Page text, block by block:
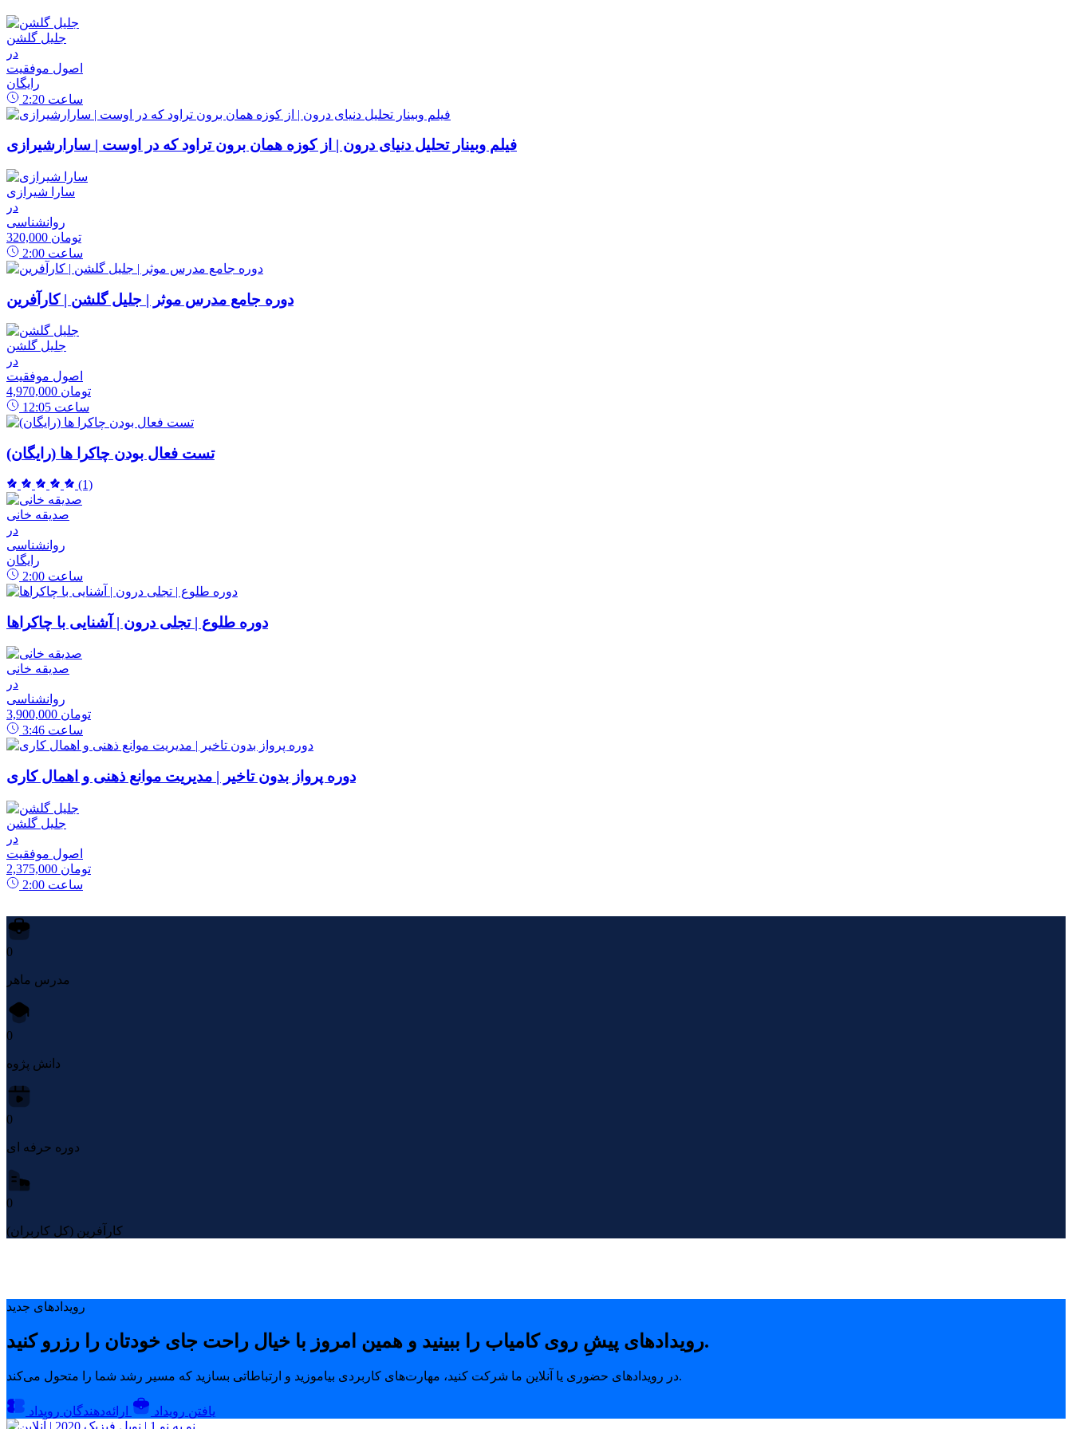
جلیل گلشن
در
اصول موفقیت
رایگان
2:20 ساعت
فیلم وبینار تحلیل دنیای درون | از کوزه همان برون تراود که در اوست | سارارشیرازی
سارا شیرازی
در
روانشناسی
320,000 تومان
2:00 ساعت
دوره جامع مدرس موثر | جلیل گلشن | کارآفرین
جلیل گلشن
در
اصول موفقیت
4,970,000 تومان
12:05 ساعت
تست فعال بودن چاکرا ها (رایگان)
(1)
صدیقه خانی
در
روانشناسی
رایگان
2:00 ساعت
دوره طلوع | تجلی درون | آشنایی با چاکراها
صدیقه خانی
در
روانشناسی
3,900,000 تومان
3:46 ساعت
دوره پرواز بدون تاخیر | مدیریت موانع ذهنی و اهمال کاری
جلیل گلشن
در
اصول موفقیت
2,375,000 تومان
2:00 ساعت
0
مدرس ماهر
0
دانش پژوه
0
دوره حرفه ای
0
کارآفرین (کل کاربران)
رویدادهای جدید
رویدادهای پیشِ روی کامیاب را ببینید و همین امروز با خیال راحت جای خودتان را رزرو کنید.
در رویدادهای حضوری یا آنلاین ما شرکت کنید، مهارت‌های کاربردی بیاموزید و ارتباطاتی بسازید که مسیر رشد شما را متحول می‌کند.
یافتن رویداد ارائه‌دهندگان رویداد